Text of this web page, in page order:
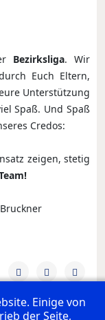
Bezirksliga. Wir
Euch Eltern,
Unterstützung
Spaß. Und Spaß
Credos:
zeigen, stetig
Einige von
der Seite,